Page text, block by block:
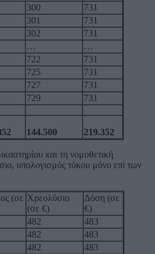
300
731
301
731
302
731
…
…
722
731
725
731
727
731
729 731
144.500 219.352
και τη νομοθετική
υπολογισμός τόκου μόνο επί των
(σε Χρεολύσιο
(σε €)
Δόση (σε
€)
482
483
482
483
482
483